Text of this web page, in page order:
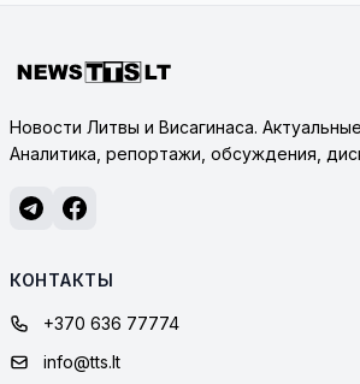
Новости Литвы и Висагинаса.
Аналитика, репортажи, обсуждения,
КОНТАКТЫ
+370 636 77774
info@tts.lt